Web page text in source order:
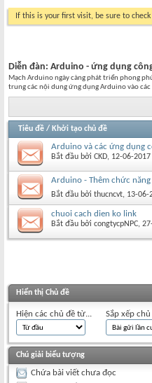
If this is your first visit, be sure to
Diễn đàn: Arduino - ứng dụng
Mạch Arduino ngày càng phát triển phong
trung các nội dung ứng dụng Arduino vào
Tiêu đề / Khởi tạo chủ đề
Arduino và các ứng dụng
Bắt đầu bởi CKD‎, 12-06-
Arduino - Thêm chức năng
Bắt đầu bởi thucncvt‎, 13-06-
chuoi cach dien ko link
Bắt đầu bởi congtycpNPC‎,
Hiển thị Chủ đề
Hiện các chủ đề từ... Sắp xếp
Chú giải biểu tượng
Chứa bài viết chưa đọc